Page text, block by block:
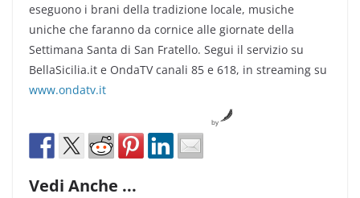
eseguono i brani della tradizione locale, musiche
uniche che faranno da cornice alle giornate della
Settimana Santa di San Fratello. Segui il servizio su
BellaSicilia.it e OndaTV canali 85 e 618, in streaming su
www.ondatv.it
by
Vedi Anche ...